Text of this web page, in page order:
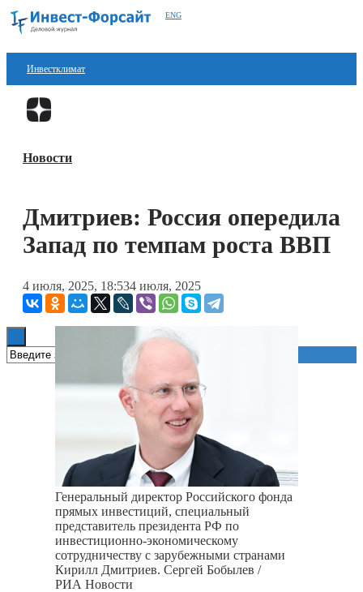
ENG
Инвестклимат
Финансы
Блокчейн
Технологии
Книги
Новости
Дмитриев: Россия опередила
Запад по темпам роста ВВП
4 июля, 2025, 18:534 июля, 2025
Генеральный директор Российского фонда
прямых инвестиций, специальный
представитель президента РФ по
инвестиционно-экономическому
сотрудничеству с зарубежными странами
Кирилл Дмитриев. Сергей Бобылев /
РИА Новости